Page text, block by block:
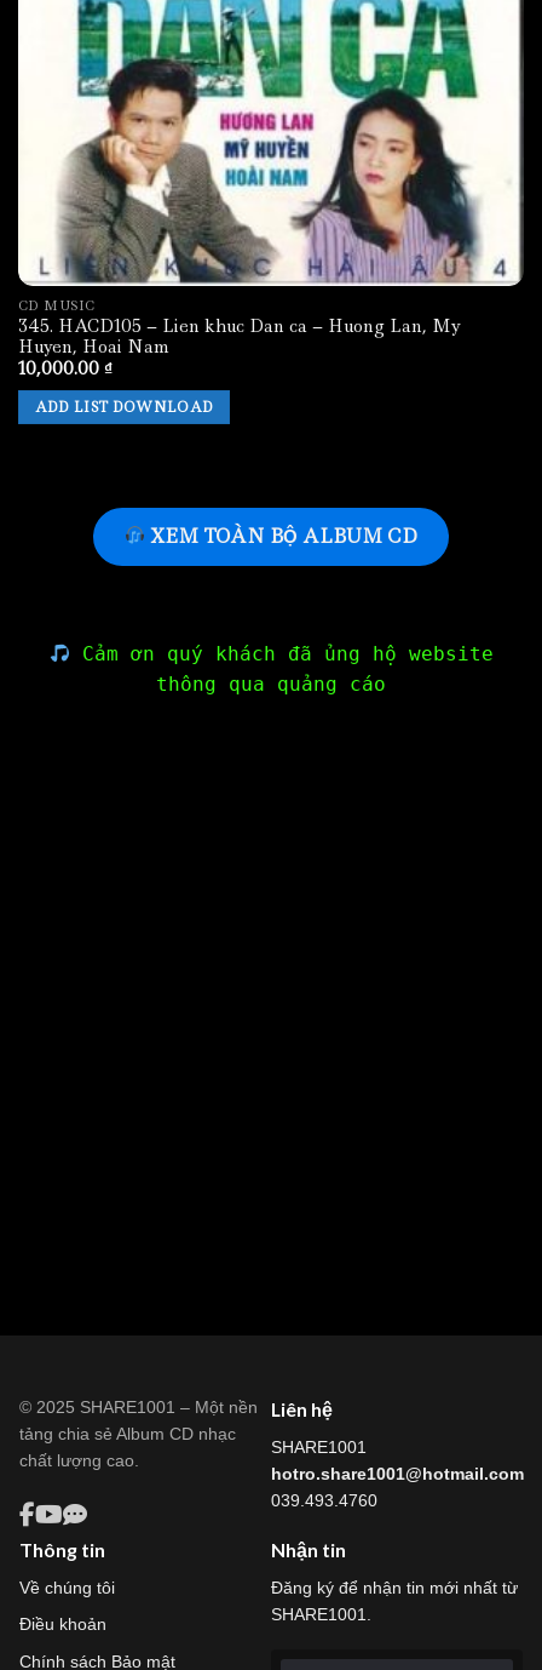
CD MUSIC
345. HACD105 – Lien khuc Dan ca – Huong Lan, My
Huyen, Hoai Nam
10,000.00 ₫
ADD LIST DOWNLOAD
XEM TOÀN BỘ ALBUM CD
Cảm ơn quý khách đã ủng hộ website
thông qua quảng cáo
© 2025 SHARE1001 – Một nền
tảng chia sẻ Album CD nhạc
chất lượng cao.
Liên hệ
SHARE1001
hotro.share1001@hotmail.com
039.493.4760
Thông tin
Về chúng tôi
Điều khoản
Chính sách Bảo mật
Nhận tin
Đăng ký để nhận tin mới nhất từ
SHARE1001.